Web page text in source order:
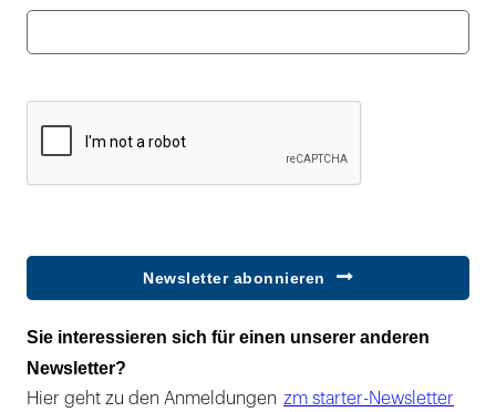
Newsletter abonnieren
Sie interessieren sich für einen unserer anderen
Newsletter?
Hier geht zu den Anmeldungen zm starter-Newsletter